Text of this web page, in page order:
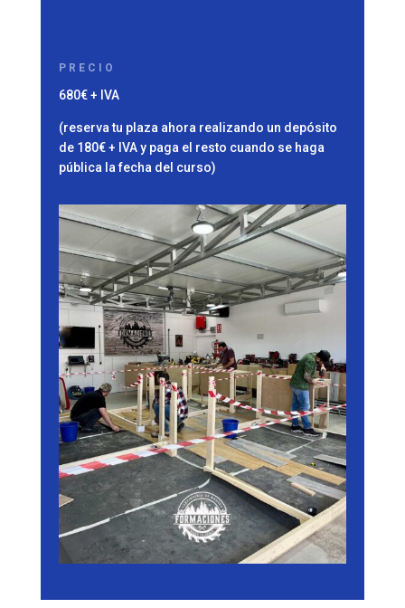
PRECIO
680€ + IVA
(reserva tu plaza ahora realizando un depósito
de 180€ + IVA y paga el resto cuando se haga
pública la fecha del curso)